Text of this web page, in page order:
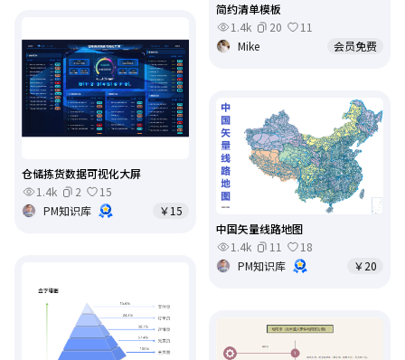
简约清单模板
1.4k
20
11
Mike
会员免费
仓储拣货数据可视化大屏
1.4k
2
15
PM知识库
￥15
中国矢量线路地图
1.4k
11
18
PM知识库
￥20